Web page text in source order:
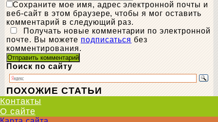
Сохраните мое имя, адрес электронной почты и
веб-сайт в этом браузере, чтобы я мог оставить
комментарий в следующий раз.
Получать новые комментарии по электронной
почте. Вы можете подписаться без
комментирования.
Поиск по сайту
ПОХОЖИЕ СТАТЬИ
Контакты
О сайте